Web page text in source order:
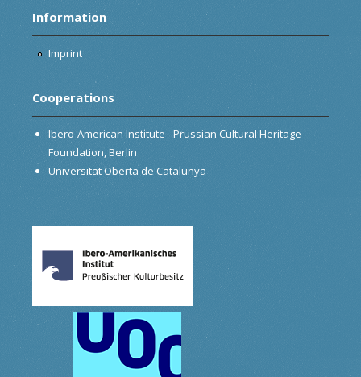
Information
Imprint
Cooperations
Ibero-American Institute - Prussian Cultural Heritage
Foundation, Berlin
Universitat Oberta de Catalunya